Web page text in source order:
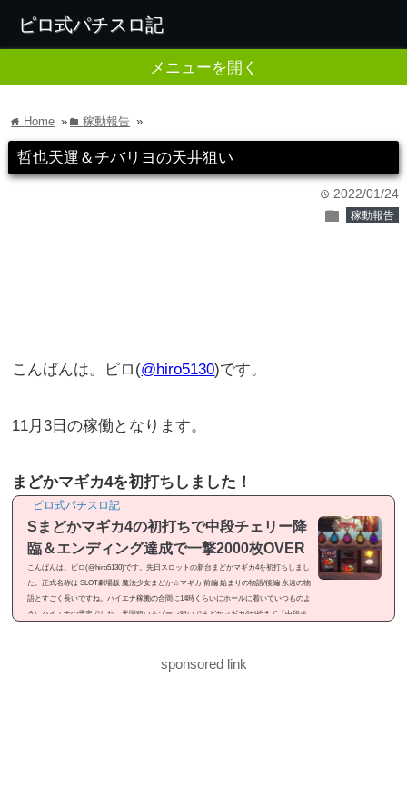
ピロ式パチスロ記
メニューを開く
home Home » folder稼動報告 »
哲也天運＆チバリヨの天井狙い
time 2022/01/24
folder 稼動報告
こんばんは。ピロ(@hiro5130)です。
11月3日の稼働となります。
まどかマギカ4を初打ちしました！
ピロ式パチスロ記
Sまどかマギカ4の初打ちで中段チェリー降
臨＆エンディング達成で一撃2000枚OVER
こんばんは。ピロ(@hiro5130)です。先日スロットの新台まどかマギカ4を初打ちしまし
た。正式名称は SLOT劇場版 魔法少女まどか☆マギカ 前編 始まりの物語/後編 永遠の物
語とすごく長いですね。ハイエナ稼働の合間に14時くらいにホールに着いていつものよ
うにハイエナの予定でした。天国狙い＆ゾーン狙いでまどかマギカ4が拾えて「中段チ
sponsored link